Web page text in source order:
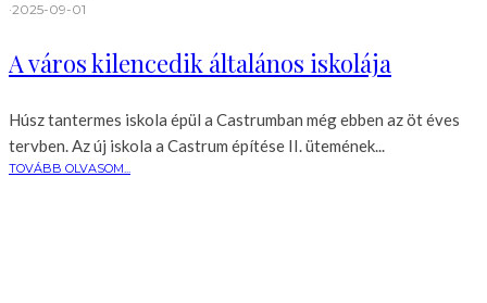
·2025-09-01
A város kilencedik általános iskolája
Húsz tantermes iskola épül a Castrumban még ebben az öt éves
tervben. Az új iskola a Castrum építése II. ütemének...
TOVÁBB OLVASOM...